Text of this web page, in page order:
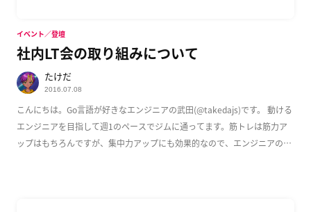
社内LT会の取り組みについて
こんにちは。Go言語が好きなエンジニアの武田(@takedajs)です。 動ける
エンジニアを目指して週1のペースでジムに通ってます。筋トレは筋力ア
ップはもちろんですが、集中力アップにも効果的なので、エンジニアのみ
イベント／登壇
たけだ
2016.07.08